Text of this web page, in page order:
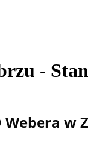
-
Webera w